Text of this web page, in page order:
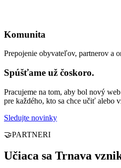
Komunita
Prepojenie obyvateľov, partnerov a
Spúšťame už čoskoro.
Pracujeme na tom, aby bol nový
pre každého, kto sa chce učiť alebo
Sledujte novinky
🤝PARTNERI
Učiaca sa Trnava